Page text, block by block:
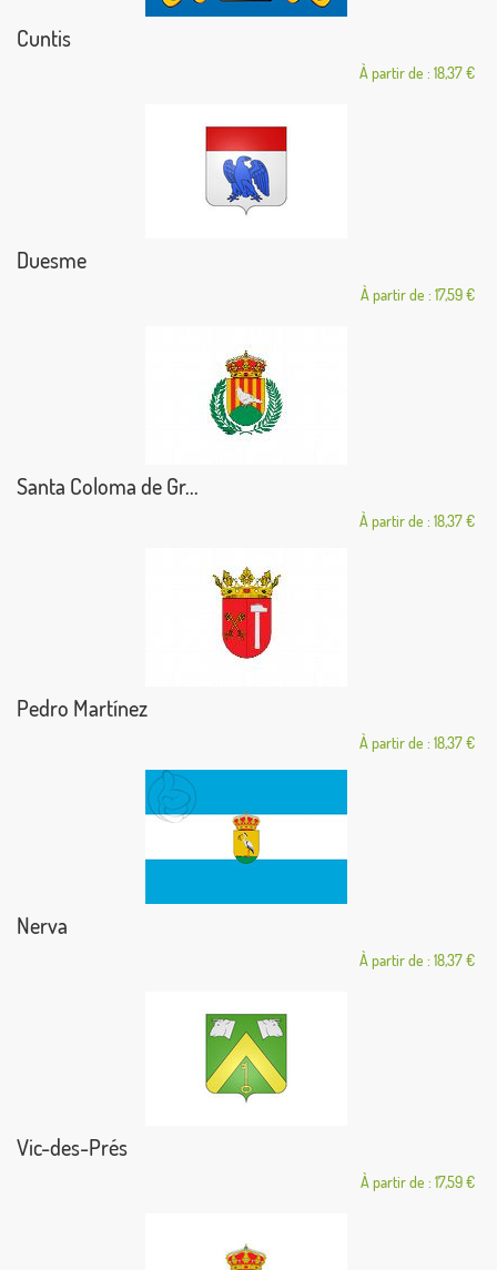
Cuntis
À partir de : 18,37 €
Duesme
À partir de : 17,59 €
Santa Coloma de Gr...
À partir de : 18,37 €
Pedro Martínez
À partir de : 18,37 €
Nerva
À partir de : 18,37 €
Vic-des-Prés
À partir de : 17,59 €